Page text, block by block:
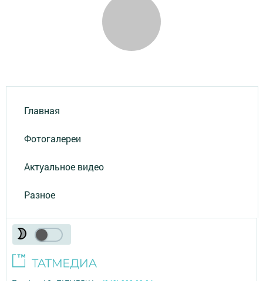
Главная
Фотогалереи
Актуальное видео
Разное